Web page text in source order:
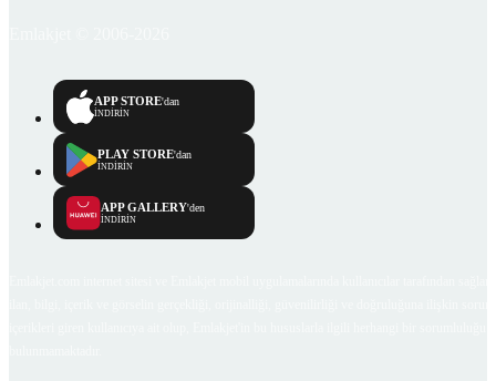
APP STORE'dan
İNDİRİN
PLAY STORE'dan
İNDİRİN
APP GALLERY'den
İNDİRİN